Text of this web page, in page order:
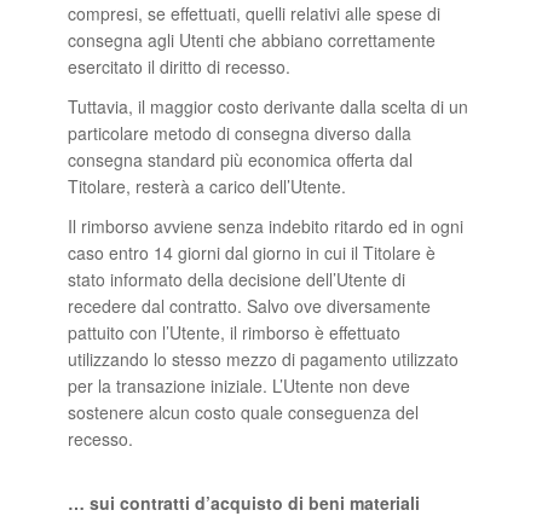
compresi, se effettuati, quelli relativi alle spese di
consegna agli Utenti che abbiano correttamente
esercitato il diritto di recesso.
Tuttavia, il maggior costo derivante dalla scelta di un
particolare metodo di consegna diverso dalla
consegna standard più economica offerta dal
Titolare, resterà a carico dell’Utente.
Il rimborso avviene senza indebito ritardo ed in ogni
caso entro 14 giorni dal giorno in cui il Titolare è
stato informato della decisione dell’Utente di
recedere dal contratto. Salvo ove diversamente
pattuito con l’Utente, il rimborso è effettuato
utilizzando lo stesso mezzo di pagamento utilizzato
per la transazione iniziale. L’Utente non deve
sostenere alcun costo quale conseguenza del
recesso.
… sui contratti d’acquisto di beni materiali